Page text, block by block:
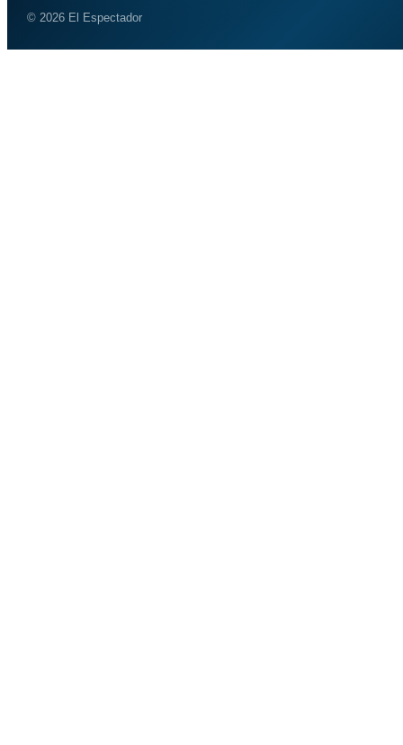
© 2026 El Espectador